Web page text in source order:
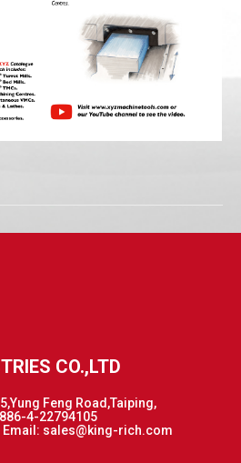
CO.,LTD
Feng Road,Taiping,
4-22794105
Email: sales@king-rich.com